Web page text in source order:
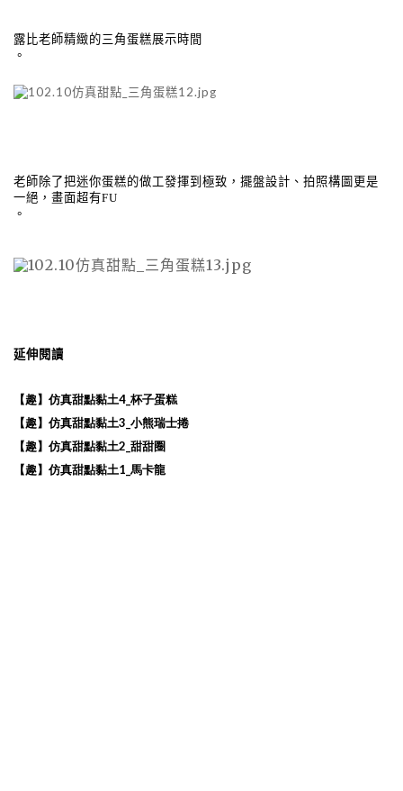
露比老師精緻的三角蛋糕展示時間
。
老師除了把迷你蛋糕的做工發揮到極致，擺盤設計、拍照構圖更是
一絕，畫面超有FU
。
延伸閱讀
【趣】仿真甜點黏土4_ 杯子蛋糕
【趣】仿真甜點黏土3_ 小熊瑞士捲
【趣】仿真甜點黏土2_ 甜甜圈
【趣】仿真甜點黏土1_ 馬卡龍